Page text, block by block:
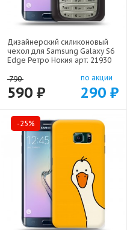
Дизайнерский силиконовый
чехол для Samsung Galaxy S6
Edge Ретро Нокия арт: 21930
790
590 ₽
по акции
290 ₽
-25%